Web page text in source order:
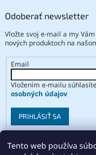
Tento web používa
Odoberať newsletter
Vložte svoj e-mail a my
nových produktoch na
Email
Vložením e-mailu
osobných údajov
PRIHLÁSIŤ SA